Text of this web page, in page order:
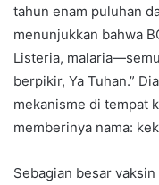
tahun enam puluhan
menunjukkan bahwa
Listeria,
berpikir, Ya Tuhan.”
mekanisme di tempat
memberinya nama:
Sebagian besar